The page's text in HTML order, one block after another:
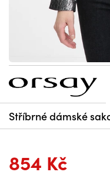
Stříbrné dámské
854 Kč